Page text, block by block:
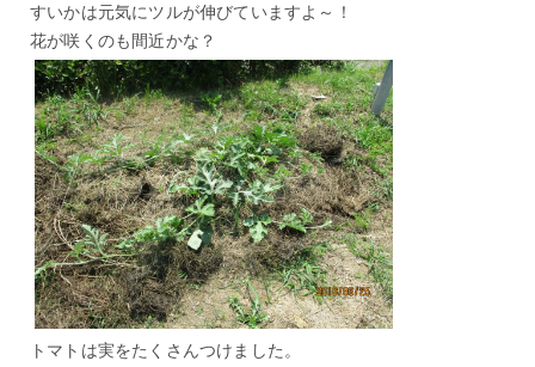
すいかは元気にツルが伸びていますよ～！
花が咲くのも間近かな？
トマトは実をたくさんつけました。